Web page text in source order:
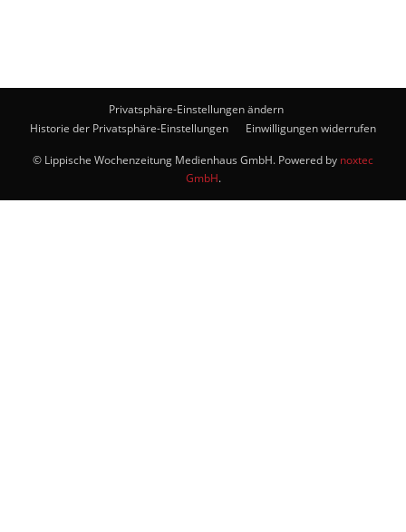
Privatsphäre-Einstellungen ändern
Historie der Privatsphäre-Einstellungen
Einwilligungen widerrufen
© Lippische Wochenzeitung Medienhaus GmbH. Powered by noxtec
GmbH.